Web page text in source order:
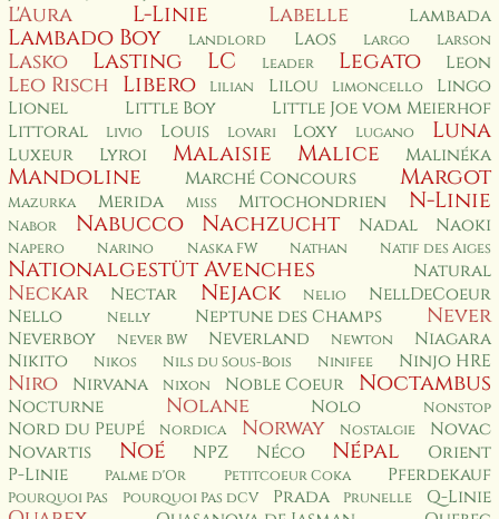
L'Aura
L-Linie Labelle Lambada
Lambado Boy Landlord Laos Largo Larson
Lasko Lasting LC Leader Legato Leon
Leo Risch Libero Lilian Lilou Limoncello
Lingo
Lionel
Little Boy
Little Joe vom Meierhof
Littoral
Livio Louis Lovari Loxy Lugano Luna
Luxeur Lyroi Malaisie Malice Malinéka
Mandoline Marché Concours Margot
Mazurka Merida Miss Mitochondrien N-Linie
Nabor Nabucco Nachzucht Nadal Naoki
Napero Narino Naska FW Nathan Natif des Aiges
Nationalgestüt Avenches Natural
Neckar Nectar Nejack Nelio
NellDeCoeur
Nello
Nelly Neptune des Champs Never
Neverboy Never BW Neverland Newton
Niagara
Nikito
Nikos Nils du Sous-Bois Ninifee Ninjo HRE
Niro Nirvana Nixon Noble Coeur Noctambus
Nocturne Nolane Nolo Nonstop
Nord du Peupé Nordica Norway Nostalgie
Novac
Novartis
Noé NPZ Néco Népal
Orient
P-Linie
Palme d'Or Petitcoeur Coka Pferdekauf
Pourquoi Pas Pourquoi Pas dCV Prada Prunelle Q-Linie